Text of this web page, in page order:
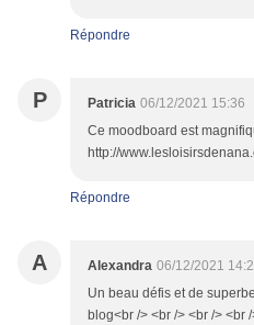
Répondre
P Patricia 06/12/2021 15:36
Ce moodboard est
http://
Répondre
A Alexandra 06/12/2021
Un beau défis et de
blog<br /> <br /> <br /> <br